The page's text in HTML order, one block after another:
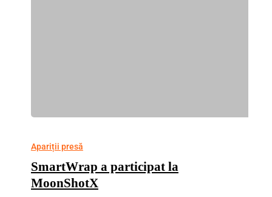
Apariții presă
SmartWrap a participat la
MoonShotX